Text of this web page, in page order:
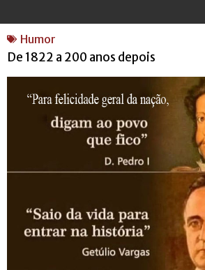
Humor
De 1822 a 200 anos depois